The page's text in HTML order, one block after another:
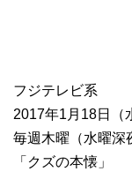
フジテレビ系
2017年1月18日（
毎週木曜（水曜深
「クズの本懐」